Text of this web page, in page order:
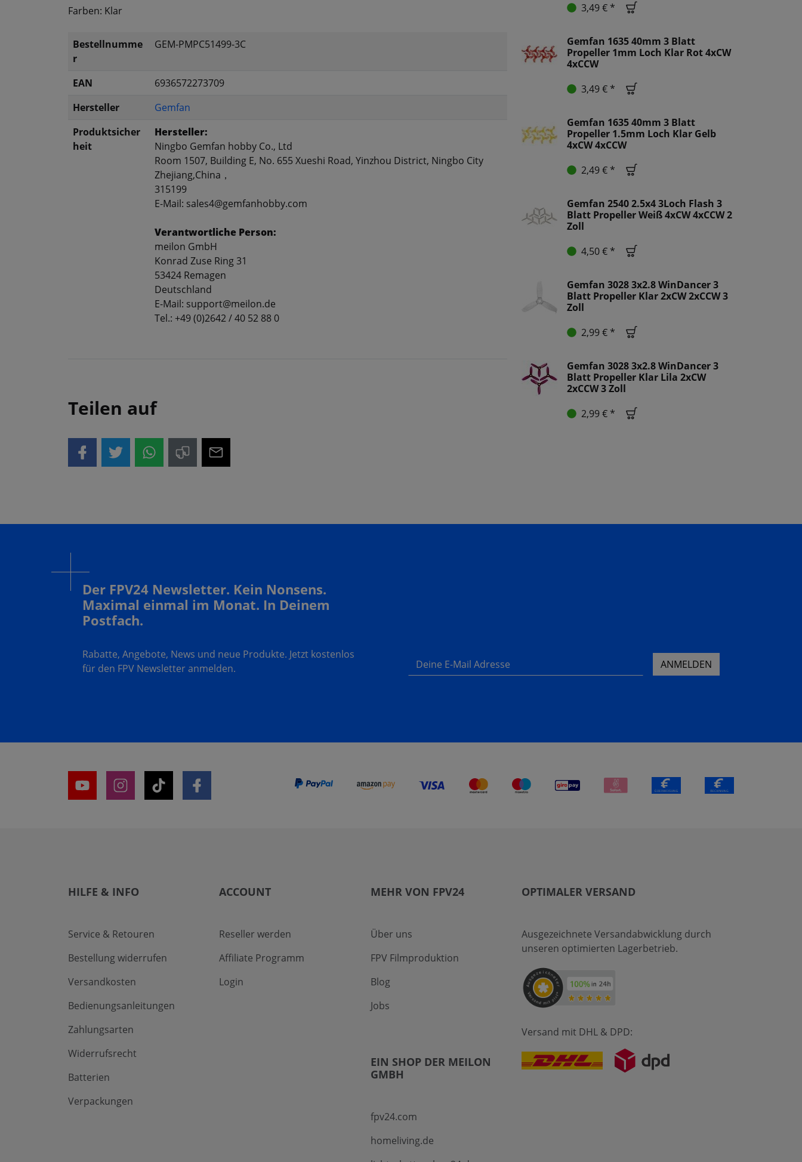
Farben: Klar
Bestellnumme
r
GEM-PMPC51499-3C
EAN
6936572273709
Hersteller
Gemfan
Produktsicher
heit
Hersteller:
Ningbo Gemfan hobby Co., Ltd
Room 1507, Building E, No. 655 Xueshi Road, Yinzhou District, Ningbo City
Zhejiang,China，
315199
E-Mail: sales4@gemfanhobby.com
Verantwortliche Person:
meilon GmbH
Konrad Zuse Ring 31
53424 Remagen
Deutschland
E-Mail: support@meilon.de
Tel.: +49 (0)2642 / 40 52 88 0
Teilen auf
3,49 € *
Gemfan 1635 40mm 3 Blatt
Propeller 1mm Loch Klar Rot 4xCW
4xCCW
3,49 € *
Gemfan 1635 40mm 3 Blatt
Propeller 1.5mm Loch Klar Gelb
4xCW 4xCCW
2,49 € *
Gemfan 2540 2.5x4 3Loch Flash 3
Blatt Propeller Weiß 4xCW 4xCCW 2
Zoll
4,50 € *
Gemfan 3028 3x2.8 WinDancer 3
Blatt Propeller Klar 2xCW 2xCCW 3
Zoll
2,99 € *
Gemfan 3028 3x2.8 WinDancer 3
Blatt Propeller Klar Lila 2xCW
2xCCW 3 Zoll
2,99 € *
Der FPV24 Newsletter. Kein Nonsens.
Maximal einmal im Monat. In Deinem
Postfach.
Rabatte, Angebote, News und neue Produkte. Jetzt kostenlos
für den FPV Newsletter anmelden.
Deine E-Mail Adresse ANMELDEN
HILFE & INFO
Service & Retouren
Bestellung widerrufen
Versandkosten
Bedienungsanleitungen
Zahlungsarten
Widerrufsrecht
Batterien
Verpackungen
ACCOUNT
Reseller werden
Affiliate Programm
Login
MEHR VON FPV24
Über uns
FPV Filmproduktion
Blog
Jobs
EIN SHOP DER MEILON
GMBH
fpv24.com
homeliving.de
OPTIMALER VERSAND
Ausgezeichnete Versandabwicklung durch
unseren optimierten Lagerbetrieb.
Versand mit DHL & DPD: